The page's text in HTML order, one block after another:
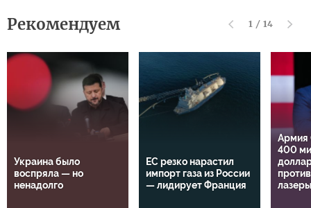
Рекомендуем 1 / 14
Украина было
воспряла — но
ненадолго
ЕС резко нарастил
импорт газа из России
— лидирует Франция
Армия
400
лазеры